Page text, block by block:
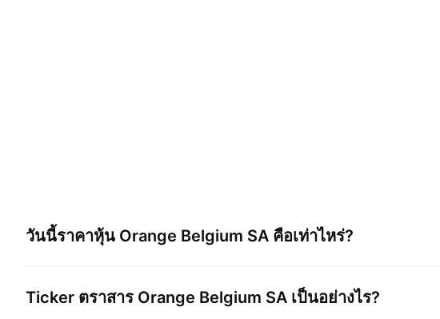
วันนี้ราคาหุ้น Orange Belgium SA คือเท่าไหร่?
Ticker ตราสาร Orange Belgium SA เป็นอย่างไร?